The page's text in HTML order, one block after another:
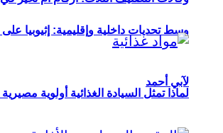
وسط تحديات داخلية وإقليمية: إثيوبيا على
لآبي أحمد
لماذا تمثل السيادة الغذائية أولوية مصيرية